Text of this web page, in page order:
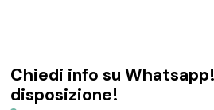
Chiedi info su
disposizione!